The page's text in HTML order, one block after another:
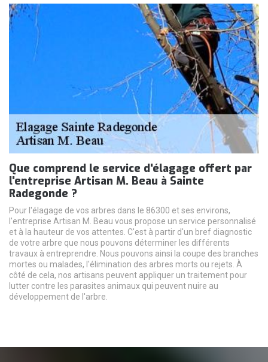
Que comprend le service d'élagage offert par
l'entreprise Artisan M. Beau à Sainte
Radegonde ?
Pour l'élagage de vos arbres dans le 86300 et ses environs,
l'entreprise Artisan M. Beau vous propose un service personnalisé
et à la hauteur de vos attentes. C'est à partir d'un bref diagnostic
de votre arbre que nous pouvons déterminer les différents
travaux à entreprendre. Nous pouvons ainsi la coupe des branches
mortes ou malades, l'élimination des arbres morts ou rejets. À
côté de cela, nos artisans peuvent appliquer un traitement pour
lutter contre les parasites animaux qui peuvent nuire au
développement de l'arbre.